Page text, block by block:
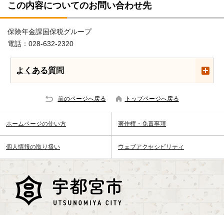
この内容についてのお問い合わせ先
保険年金課国保税グループ
電話：028-632-2320
よくある質問
前のページへ戻る トップページへ戻る
ホームページの使い方 著作権・免責事項
個人情報の取り扱い ウェブアクセシビリティ